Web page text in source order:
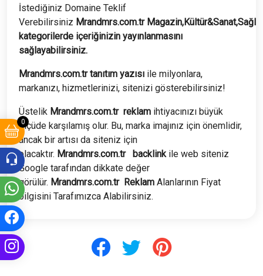
0
İstediğiniz Domaine Teklif
Verebilirsiniz Mrandmrs.com.tr
kategorilerde içeriğinizin yayınlanmasını
sağlayabilirsiniz.
Mrandmrs.com.tr tanıtım yazısı ile milyonlara,
markanızı, hizmetlerinizi, sitenizi gösterebilirsiniz!
Üstelik Mrandmrs.com.tr reklam ihtiyacınızı büyük
ölçüde karşılamış olur. Bu, marka imajınız için önemlidir,
ancak bir artısı da siteniz için
olacaktır. Mrandmrs.com.tr backlink ile web siteniz
Google tarafından dikkate değer
görülür. Mrandmrs.com.tr Reklam Alanlarının Fiyat
bilgisini Tarafımızca Alabilirsiniz.